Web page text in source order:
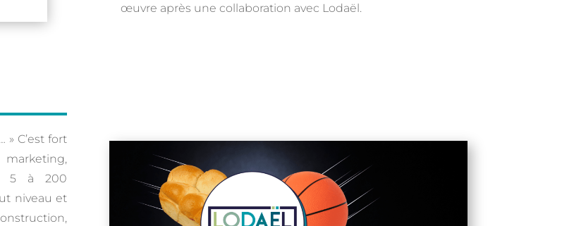
œuvre après une collaboration avec Lodaël.
» C’est fort
5 à 200
niveau et